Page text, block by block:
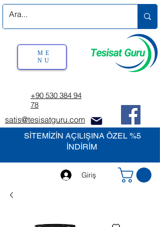
SİTEMİZİN AÇILIŞINA ÖZEL %5
İNDİRİM
+90 530 384 94
78
satis@tesisatguru.com
Giriş
ME
NU